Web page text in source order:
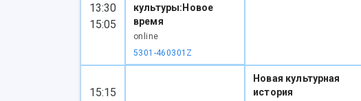
13:30
15:05
культуры:Новое
время
online
5301-460301Z
15:15
Новая культурная
история